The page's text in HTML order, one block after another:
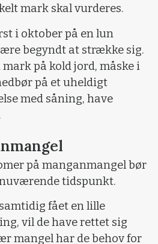
mark skal vurderes.
i oktober på en lun
begyndt at strække sig.
på kold jord, måske i
på et uheldigt
med såning, have
på manganmangel bør
tidspunkt.
fået en lille
vil de have rettet sig
mangel har de behov for